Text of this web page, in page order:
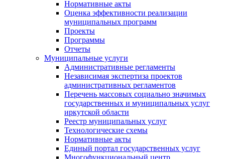
Нормативные акты
Оценка эффективности реализации
муниципальных программ
Проекты
Программы
Отчеты
Муниципальные услуги
Административные регламенты
Независимая экспертиза проектов
административных регламентов
Перечень массовых социально значимых
государственных и муниципальных услуг
иркутской области
Реестр муниципальных услуг
Технологические схемы
Нормативные акты
Единый портал государственных услуг